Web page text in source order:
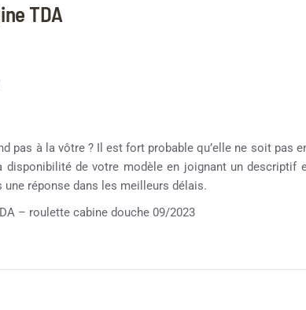
TDA
pas à la vôtre ? Il est fort probable qu’elle ne soit pas
de votre modèle en joignant un descriptif
réponse dans les meilleurs délais.
roulette cabine douche 09/2023